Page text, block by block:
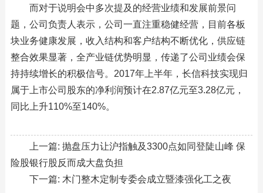
而对于说明会中多次提及的经营业绩和发展前景问
题，公司负责人表示，公司一直注重稳健经营，目前各板
块业务健康发展，收入结构和客户结构不断优化，供应链
整合效果显著，全产业链优势明显，传递了公司业绩会保
持持续增长的积极信号。2017年上半年，长信科技实现归
属于上市公司股东的净利润预计在2.87亿元至3.28亿元，
同比上升110%至140%。
上一篇: 抛盘压力让沪指触及3300点如同登陡山峰 保
险股银行股反而成大盘负担
下一篇: 木门整木定制专委会成立暨漆强化工之夜